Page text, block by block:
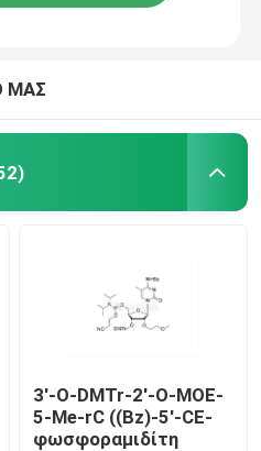
ΜΑΣ
3'-O-DMTr-2'-O-MOE-
5-Me-rC ((Bz)-5'-CE-
φωσφοραμιδίτη